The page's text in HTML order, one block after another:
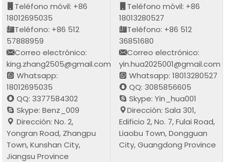
Teléfono móvil: +86
18012695035
Teléfono: +86 512
57888959
Correo electrónico:
king.zhang2505@gmail.com
Whatsapp:
18012695035
QQ: 3377584302
Skype: Benz_009
Dirección: No. 2,
Yongran Road, Zhangpu
Town, Kunshan City,
Jiangsu Province
Teléfono móvil: +86
18013280527
Teléfono: +86 512
36851680
Correo electrónico:
yin.hua2025001@gmail.com
Whatsapp: 18013280527
QQ: 3085856605
Skype: Yin_hua001
Dirección: Sala 301,
Edificio 2, No. 7, Fulai Road,
Liaobu Town, Dongguan
City, Guangdong Province